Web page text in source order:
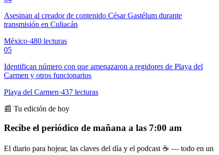
Asesinan al creador de contenido César Gastélum durante
transmisión en Culiacán
México·480 lecturas
05
Identifican número con que amenazaron a regidores de Playa del
Carmen y otros funcionarios
Playa del Carmen·437 lecturas
📰 Tu edición de hoy
Recibe el periódico de mañana a las 7:00 am
El diario para hojear, las claves del día y el podcast ☕ — todo en un